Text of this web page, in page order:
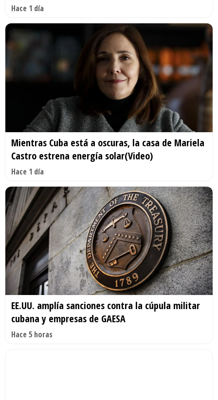
Hace 1 día
Mientras Cuba está a oscuras, la casa de Mariela
Castro estrena energía solar(Video)
Hace 1 día
EE.UU. amplía sanciones contra la cúpula militar
cubana y empresas de GAESA
Hace 5 horas